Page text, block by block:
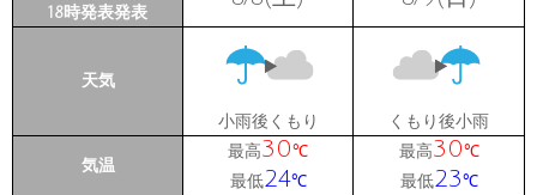
18時発表発表
天気
小雨後くもり くもり後小雨
気温
最高30℃
最低24℃
最高30℃
最低23℃